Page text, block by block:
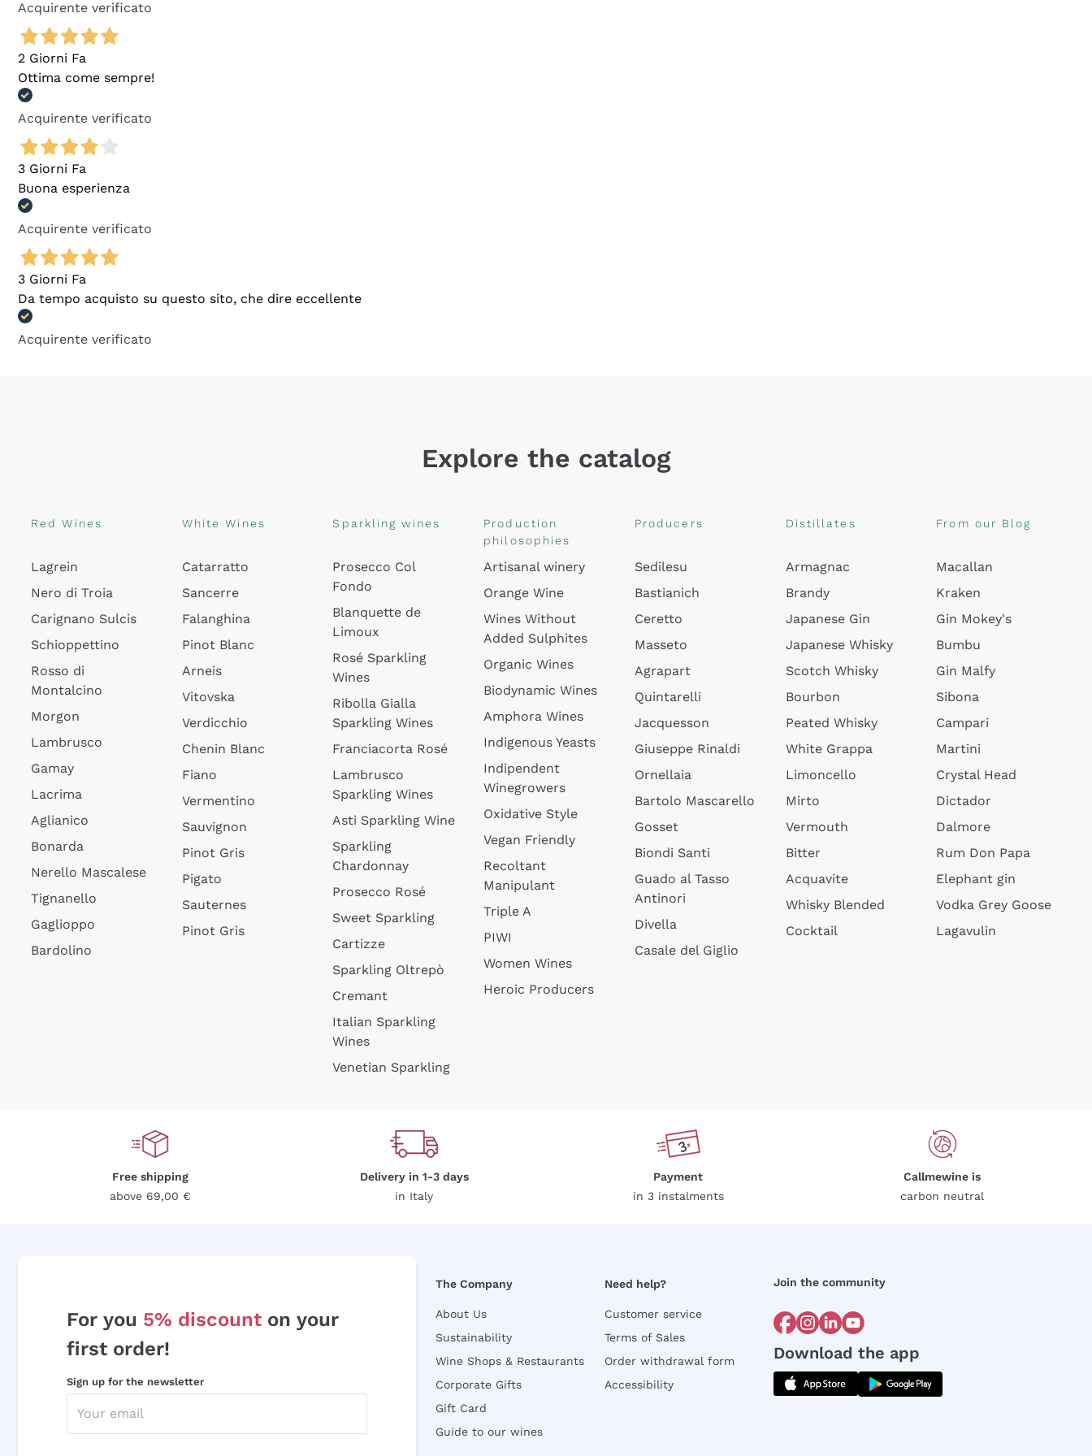
Acquirente verificato
2 Giorni Fa
Ottima come sempre!
Acquirente verificato
3 Giorni Fa
Buona esperienza
Acquirente verificato
3 Giorni Fa
Da tempo acquisto su questo sito, che dire eccellente
Acquirente verificato
Explore the catalog
Red Wines
Lagrein
Nero di Troia
Carignano Sulcis
Schioppettino
Rosso di
Montalcino
Morgon
Lambrusco
Gamay
Lacrima
Aglianico
Bonarda
Nerello Mascalese
Tignanello
Gaglioppo
Bardolino
White Wines
Catarratto
Sancerre
Falanghina
Pinot Blanc
Arneis
Vitovska
Verdicchio
Chenin Blanc
Fiano
Vermentino
Sauvignon
Pinot Gris
Pigato
Sauternes
Pinot Gris
Sparkling wines
Prosecco Col
Fondo
Blanquette de
Limoux
Rosé Sparkling
Wines
Ribolla Gialla
Sparkling Wines
Franciacorta Rosé
Lambrusco
Sparkling Wines
Asti Sparkling Wine
Sparkling
Chardonnay
Prosecco Rosé
Sweet Sparkling
Cartizze
Sparkling Oltrepò
Cremant
Italian Sparkling
Wines
Venetian Sparkling
Production
philosophies
Artisanal winery
Orange Wine
Wines Without
Added Sulphites
Organic Wines
Biodynamic Wines
Amphora Wines
Indigenous Yeasts
Indipendent
Winegrowers
Oxidative Style
Vegan Friendly
Recoltant
Manipulant
Triple A
PIWI
Women Wines
Heroic Producers
Producers
Sedilesu
Bastianich
Ceretto
Masseto
Agrapart
Quintarelli
Jacquesson
Giuseppe Rinaldi
Ornellaia
Bartolo Mascarello
Gosset
Biondi Santi
Guado al Tasso
Antinori
Divella
Casale del Giglio
Distillates
Armagnac
Brandy
Japanese Gin
Japanese Whisky
Scotch Whisky
Bourbon
Peated Whisky
White Grappa
Limoncello
Mirto
Vermouth
Bitter
Acquavite
Whisky Blended
Cocktail
From our Blog
Macallan
Kraken
Gin Mokey's
Bumbu
Gin Malfy
Sibona
Campari
Martini
Crystal Head
Dictador
Dalmore
Rum Don Papa
Elephant gin
Vodka Grey Goose
Lagavulin
Free shipping
above 69,00 €
Delivery in 1-3 days
in Italy
Payment
in 3 instalments
Callmewine is
carbon neutral
For you 5% discount on your
first order!
Sign up for the newsletter
The Company
About Us
Sustainability
Wine Shops & Restaurants
Corporate Gifts
Gift Card
Guide to our wines
Need help?
Customer service
Terms of Sales
Order withdrawal form
Accessibility
Join the community
Download the app